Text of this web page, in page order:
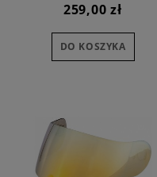
259,00 zł
DO KOSZYKA